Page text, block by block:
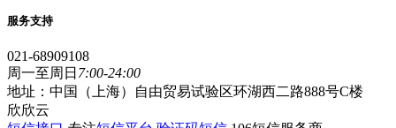
服务支持
021-68909108
周一至周日 7:00-24:00
地址：中国（上海）自由贸易试验区环湖西二路888号C楼
欣欣云